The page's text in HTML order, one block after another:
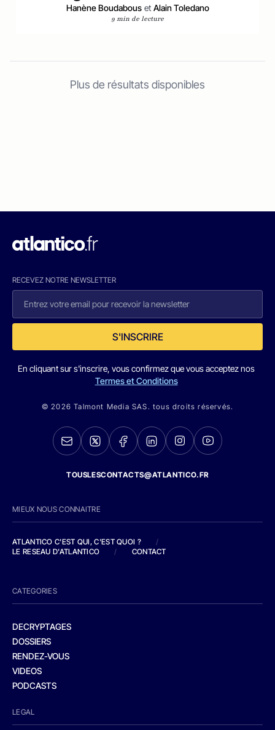
Hanène Boudabous et Alain Toledano
9 min de lecture
Plus de résultats disponibles
RECEVEZ NOTRE NEWSLETTER
S'INSCRIRE
En cliquant sur s'inscrire, vous confirmez que vous acceptez nos
Termes et Conditions
© 2026 Talmont Media SAS. tous droits réservés.
TOUSLESCONTACTS@ATLANTICO.FR
MIEUX NOUS CONNAITRE
ATLANTICO C'EST QUI, C'EST QUOI ?
/
LE RESEAU D'ATLANTICO
/ CONTACT
CATEGORIES
DECRYPTAGES
DOSSIERS
RENDEZ-VOUS
VIDEOS
PODCASTS
LEGAL